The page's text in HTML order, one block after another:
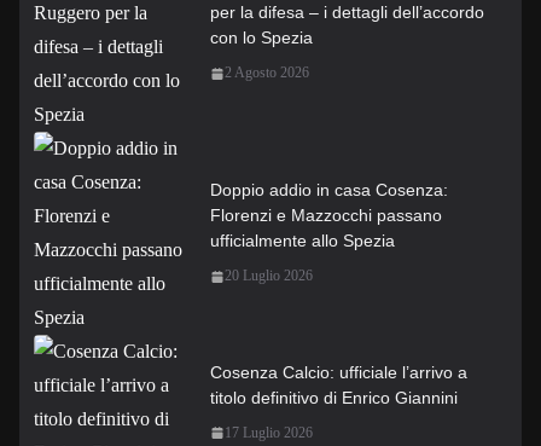
per la difesa – i dettagli dell’accordo
con lo Spezia
2 Agosto 2026
Doppio addio in casa Cosenza:
Florenzi e Mazzocchi passano
ufficialmente allo Spezia
20 Luglio 2026
Cosenza Calcio: ufficiale l’arrivo a
titolo definitivo di Enrico Giannini
17 Luglio 2026